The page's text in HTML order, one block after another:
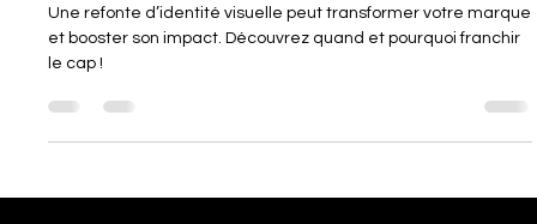
pourquoi franchir le pas ?
Une refonte d’identité visuelle peut transformer votre marque
et booster son impact. Découvrez quand et pourquoi franchir
le cap !